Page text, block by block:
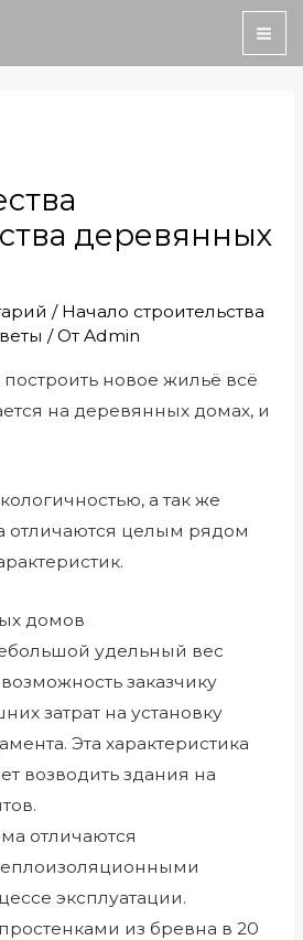
деревянных
/ Начало строительства
/ От Admin
новое жильё всё
на деревянных домах, и
а так же
отличаются целым рядом
домов
удельный вес
заказчику
затрат на установку
Эта характеристика
возводить здания на
отличаются
эксплуатации.
из бревна в 20